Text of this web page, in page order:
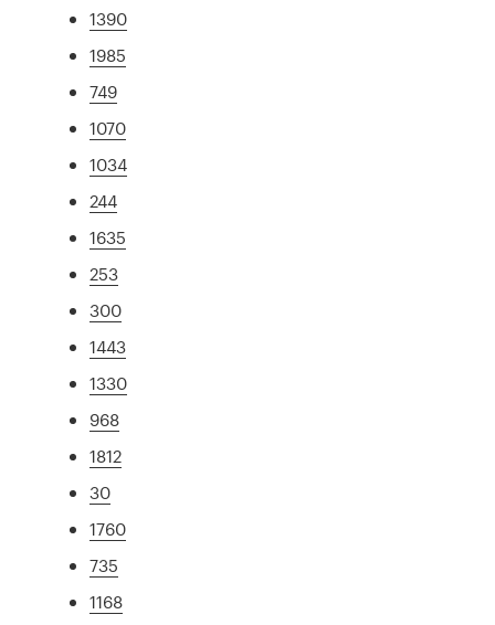
1390
1985
749
1070
1034
244
1635
253
300
1443
1330
968
1812
30
1760
735
1168